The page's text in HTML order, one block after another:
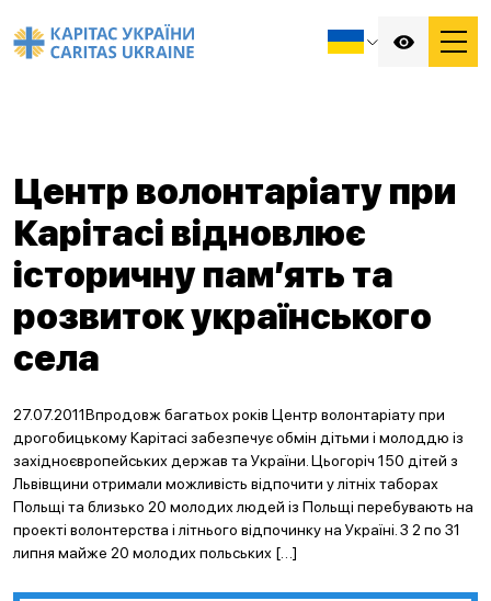
Центр волонтаріату при
Карітасі відновлює
історичну пам’ять та
розвиток українського
села
27.07.2011Впродовж багатьох років Центр волонтаріату при
дрогобицькому Карітасі забезпечує обмін дітьми і молоддю із
західноєвропейських держав та України. Цьогоріч 150 дітей з
Львівщини отримали можливість відпочити у літніх таборах
Польщі та близько 20 молодих людей із Польщі перебувають на
проекті волонтерства і літнього відпочинку на Україні. З 2 по 31
липня майже 20 молодих польських […]